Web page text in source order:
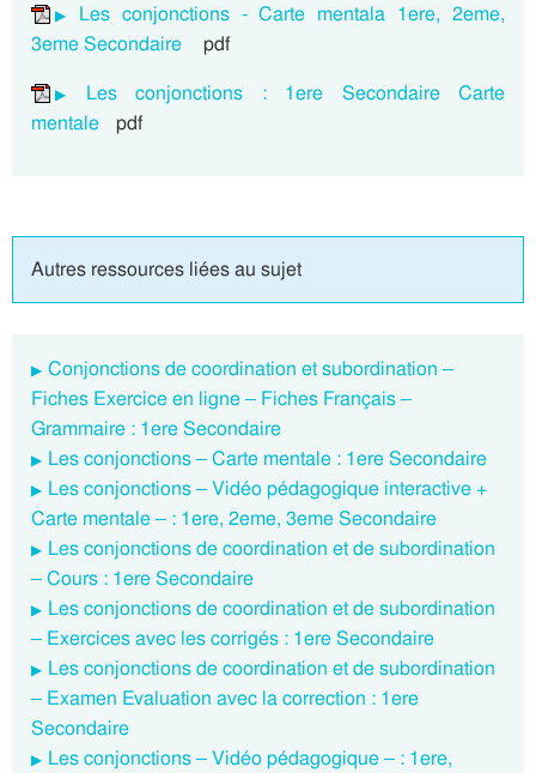
Les conjonctions - Carte mentala 1ere, 2eme,
3eme Secondaire
pdf
Les conjonctions : 1ere Secondaire Carte
mentale pdf
Autres ressources liées au sujet
Conjonctions de coordination et subordination –
Fiches Exercice en ligne – Fiches Français –
Grammaire : 1ere Secondaire
Les conjonctions – Carte mentale : 1ere Secondaire
Les conjonctions – Vidéo pédagogique interactive +
Carte mentale – : 1ere, 2eme, 3eme Secondaire
Les conjonctions de coordination et de subordination
– Cours : 1ere Secondaire
Les conjonctions de coordination et de subordination
– Exercices avec les corrigés : 1ere Secondaire
Les conjonctions de coordination et de subordination
– Examen Evaluation avec la correction : 1ere
Secondaire
Les conjonctions – Vidéo pédagogique – : 1ere,